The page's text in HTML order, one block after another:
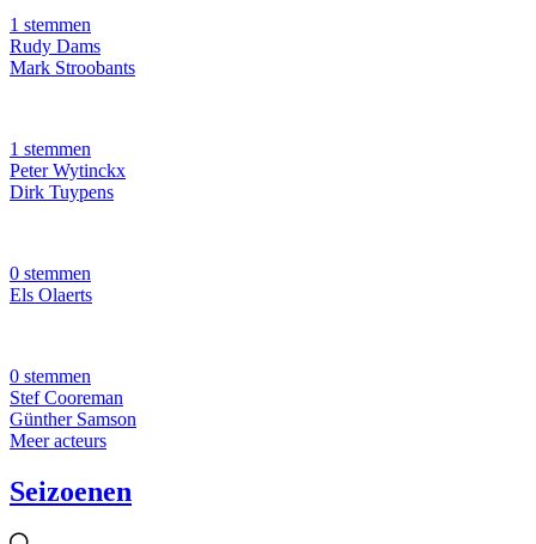
1 stemmen
Rudy Dams
Mark Stroobants
1 stemmen
Peter Wytinckx
Dirk Tuypens
0 stemmen
Els Olaerts
0 stemmen
Stef Cooreman
Günther Samson
Meer acteurs
Seizoenen